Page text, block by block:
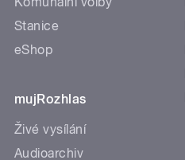
Stanice
eShop
mujRozhlas
Živé vysílání
Audioarchiv